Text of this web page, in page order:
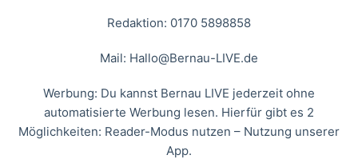
Redaktion: 0170 5898858
Mail: Hallo@Bernau-LIVE.de
Werbung: Du kannst Bernau LIVE jederzeit ohne
automatisierte Werbung lesen. Hierfür gibt es 2
Möglichkeiten: Reader-Modus nutzen – Nutzung unserer
App.